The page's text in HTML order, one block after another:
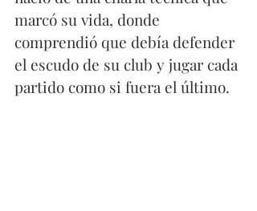
marcó su vida, donde
comprendió que debía defender
el escudo de su club y jugar cada
partido como si fuera el último.